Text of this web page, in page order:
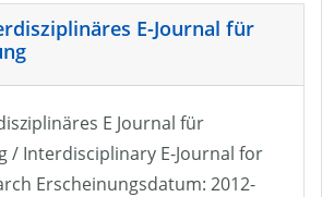
E-Journal für
E Journal für
/ Interdisciplinary E-Journal for
Erscheinungsdatum: 2012-